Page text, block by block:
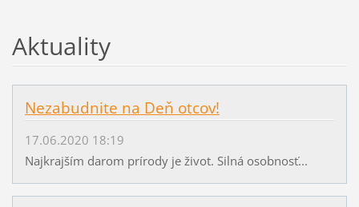
Aktuality
Nezabudnite na Deň otcov!
17.06.2020 18:19
Najkrajším darom prírody je život. Silná osobnosť...